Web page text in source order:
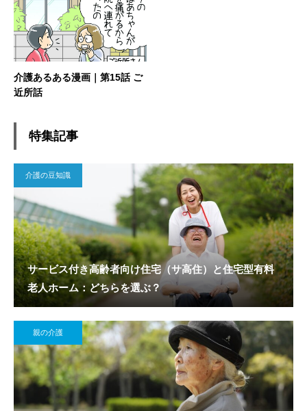
介護あるある漫画｜第15話 ご
近所話
特集記事
介護の豆知識
サービス付き高齢者向け住宅（サ高住）と住宅型有料
老人ホーム：どちらを選ぶ？
親の介護